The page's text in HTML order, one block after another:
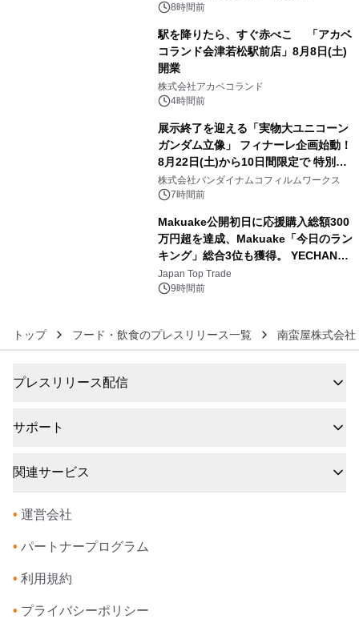
ン。8時間前
駅を降りたら、すぐ赤べこ 「アカベ
コランド会津若松駅前店」8月8日(土)
開業
株式会社アカベコランド
4時間前
展示終了を迎える「実物大ユニコーン
ガンダム立像」 フィナーレ企画始動！
8月22日(土)から10日間限定で 特別映
像『UNICORN GUNDAM Statue ―
BEYOND POSSIBILITY ―』を上映！
株式会社バンダイナムコフィルムワークス
7時間前
Makuake公開初日に応援購入総額300
万円超を達成、Makuake「今日のラン
キング」総合3位も獲得。 YECHAN音
浴シンギングボウル第2弾の大型サイ
ズ（XL・2XL・3XL）を先行販売中
Japan Top Trade
9時間前
トップ フード・飲食のプレスリリース一覧 南蛮屋株式会社
プレスリリース配信
サポート
関連サービス
• 運営会社
• パートナープログラム
• 利用規約
• プライバシーポリシー